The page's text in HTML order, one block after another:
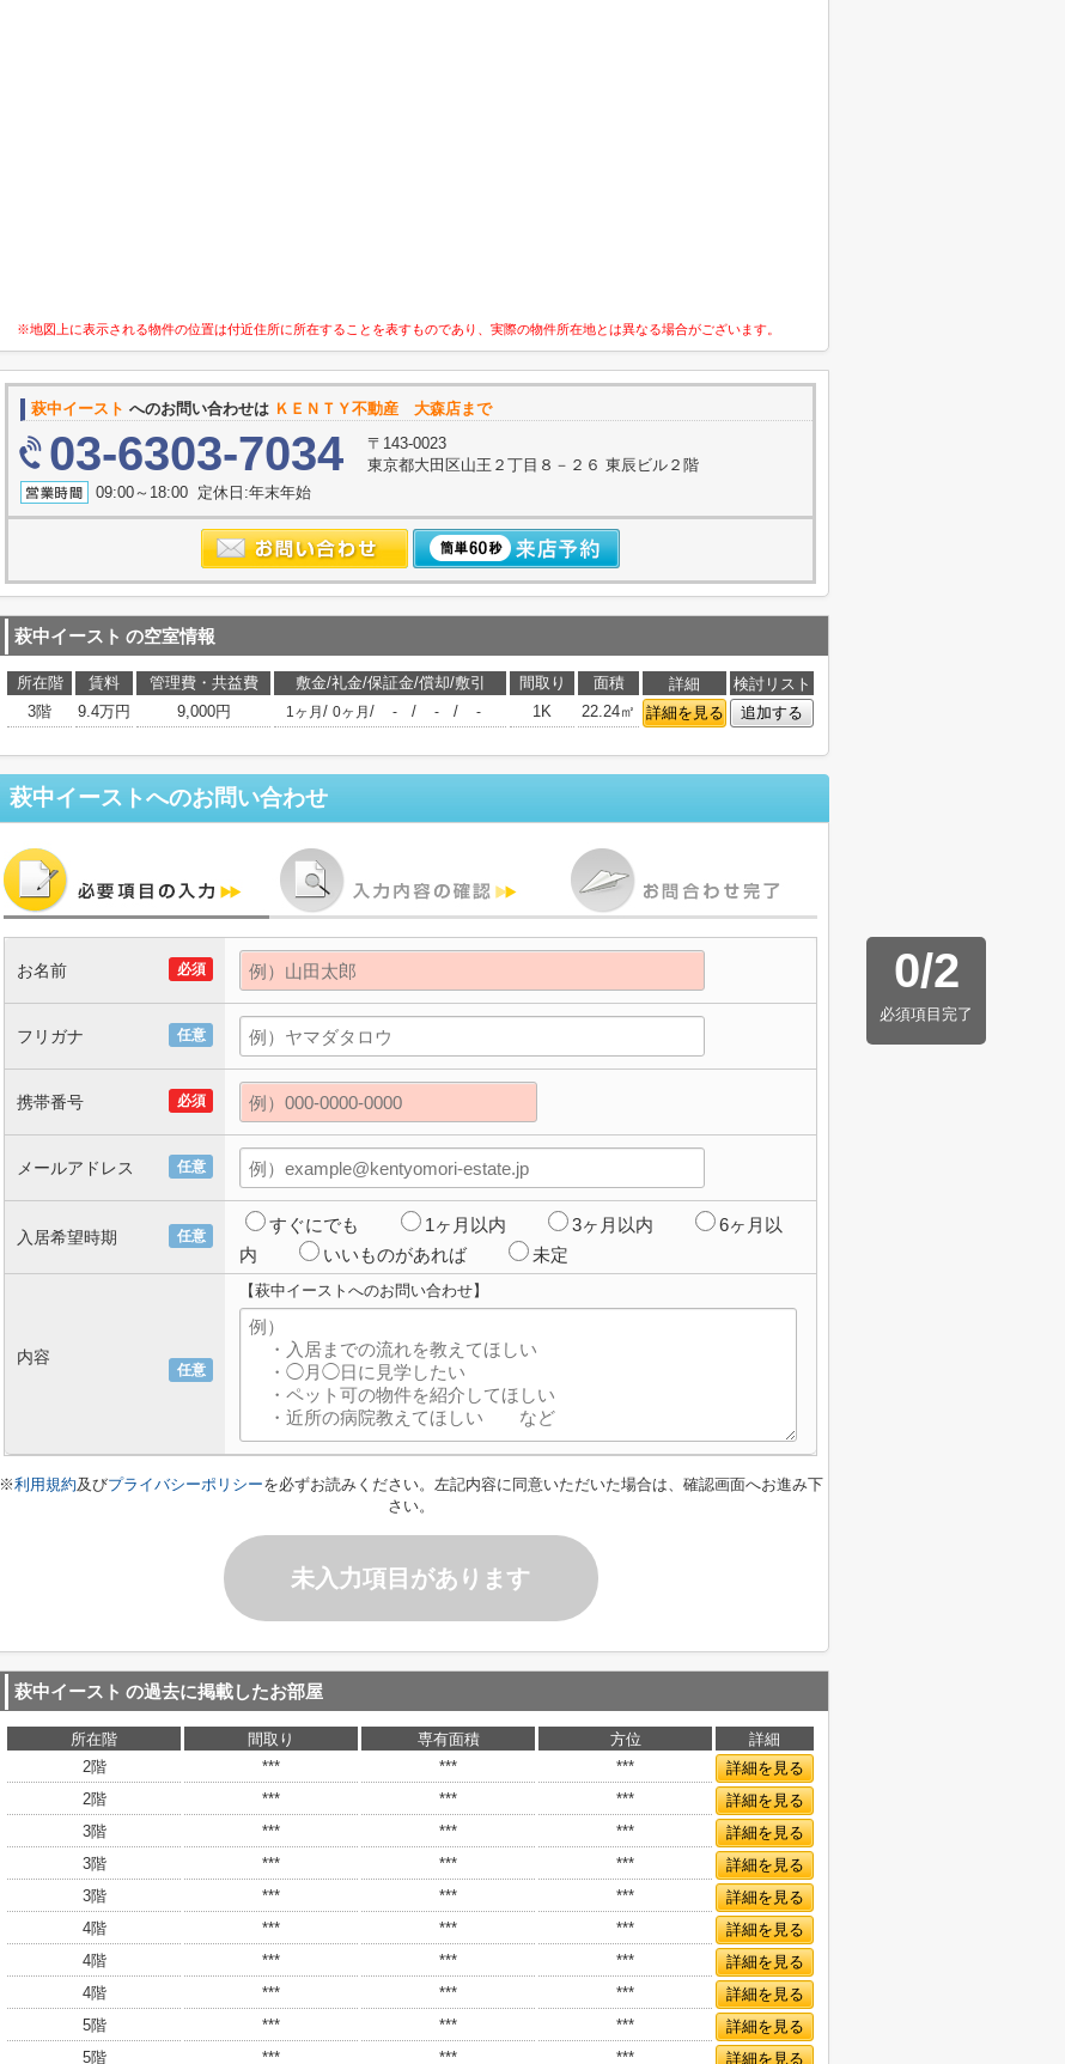
※地図上に表示される物件の位置は付近住所に所在することを表すものであり、実際の物件所在地とは異なる場合がございます。
萩中イースト へのお問い合わせは ＫＥＮＴＹ不動産 大森店まで
03-6303-7034
〒143-0023
東京都大田区山王２丁目８－２６ 東辰ビル２階
09:00～18:00 定休日:年末年始
萩中イースト の空室情報
所在階 賃料 管理費・共益費 敷金/礼金/保証金/償却/敷引 間取り 面積 詳細
検討リスト
3階
9.4万円 9,000円 1ヶ月 / 0ヶ月 / - / - / - 1K 22.24㎡ 詳細を見る 追加する
萩中イーストへのお問い合わせ
0/2
必須項目完了
必須
お名前
任意
フリガナ
必須
携帯番号
任意
メールアドレス
任意
入居希望時期
すぐにでも 1ヶ月以内 3ヶ月以内
6ヶ月以
内
いいものがあれば 未定
任意
内容
【萩中イーストへのお問い合わせ】
※利用規約及びプライバシーポリシーを必ずお読みください。左記内容に同意いただいた場合は、確認画面へお進み下
さい。
未入力項目があります
萩中イースト の過去に掲載したお部屋
所在階 間取り 専有面積 方位
詳細
2階
*** *** ***
詳細を見る
2階
*** *** ***
詳細を見る
3階
*** *** ***
詳細を見る
3階
*** *** ***
詳細を見る
3階
*** *** ***
詳細を見る
4階
*** *** ***
詳細を見る
4階
*** *** ***
詳細を見る
4階
*** *** ***
詳細を見る
5階
*** *** ***
詳細を見る
5階
*** *** *** 詳細を見る